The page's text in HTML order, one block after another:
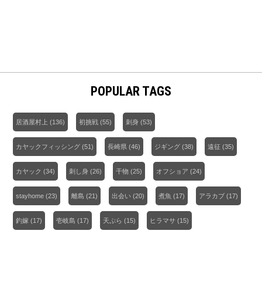
POPULAR TAGS
居酒屋村上 (136) 初挑戦 (55) 刺身 (53)
カヤックフィッシング (51) 長崎県 (46) ジギング (38) 遠征 (35)
カヤック (34) 刺し身 (26) 干物 (25) オフショア (24)
stayhome (23) 離島 (21) 出会い (20) 煮魚 (17) アラカブ (17)
釣嫁 (17) 壱岐島 (17) 天ぷら (15) ヒラマサ (15)